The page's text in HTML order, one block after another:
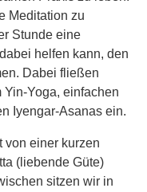
Meditation zu
Stunde eine
helfen kann, den
Dabei fließen
Yoga, einfachen
Iyengar-Asanas ein.
von einer kurzen
(liebende Güte)
sitzen wir in